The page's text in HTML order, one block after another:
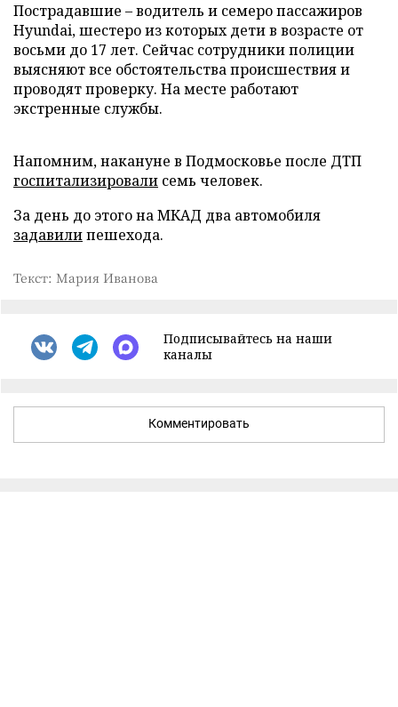
Пострадавшие – водитель и семеро пассажиров
Hyundai, шестеро из которых дети в возрасте от
восьми до 17 лет. Сейчас сотрудники полиции
выясняют все обстоятельства происшествия и
проводят проверку. На месте работают
экстренные службы.
Напомним, накануне в Подмосковье после ДТП
госпитализировали семь человек.
За день до этого на МКАД два автомобиля
задавилипешехода.
Текст: Мария Иванова
Подписывайтесь на наши
каналы
Комментировать